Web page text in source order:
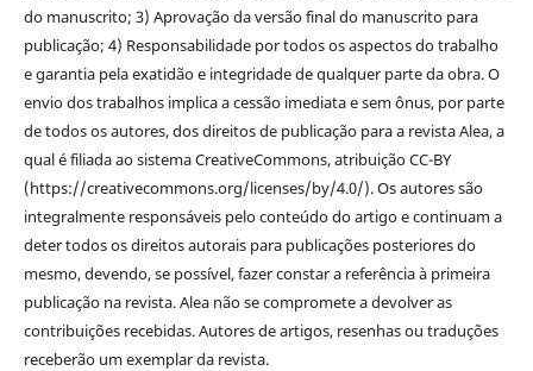
do manuscrito; 3) Aprovação da versão final do manuscrito para
publicação; 4) Responsabilidade por todos os aspectos do trabalho
e garantia pela exatidão e integridade de qualquer parte da obra. O
envio dos trabalhos implica a cessão imediata e sem ônus, por parte
de todos os autores, dos direitos de publicação para a revista Alea, a
qual é filiada ao sistema CreativeCommons, atribuição CC-BY
(https://creativecommons.org/licenses/by/4.0/). Os autores são
integralmente responsáveis pelo conteúdo do artigo e continuam a
deter todos os direitos autorais para publicações posteriores do
mesmo, devendo, se possível, fazer constar a referência à primeira
publicação na revista. Alea não se compromete a devolver as
contribuições recebidas. Autores de artigos, resenhas ou traduções
receberão um exemplar da revista.